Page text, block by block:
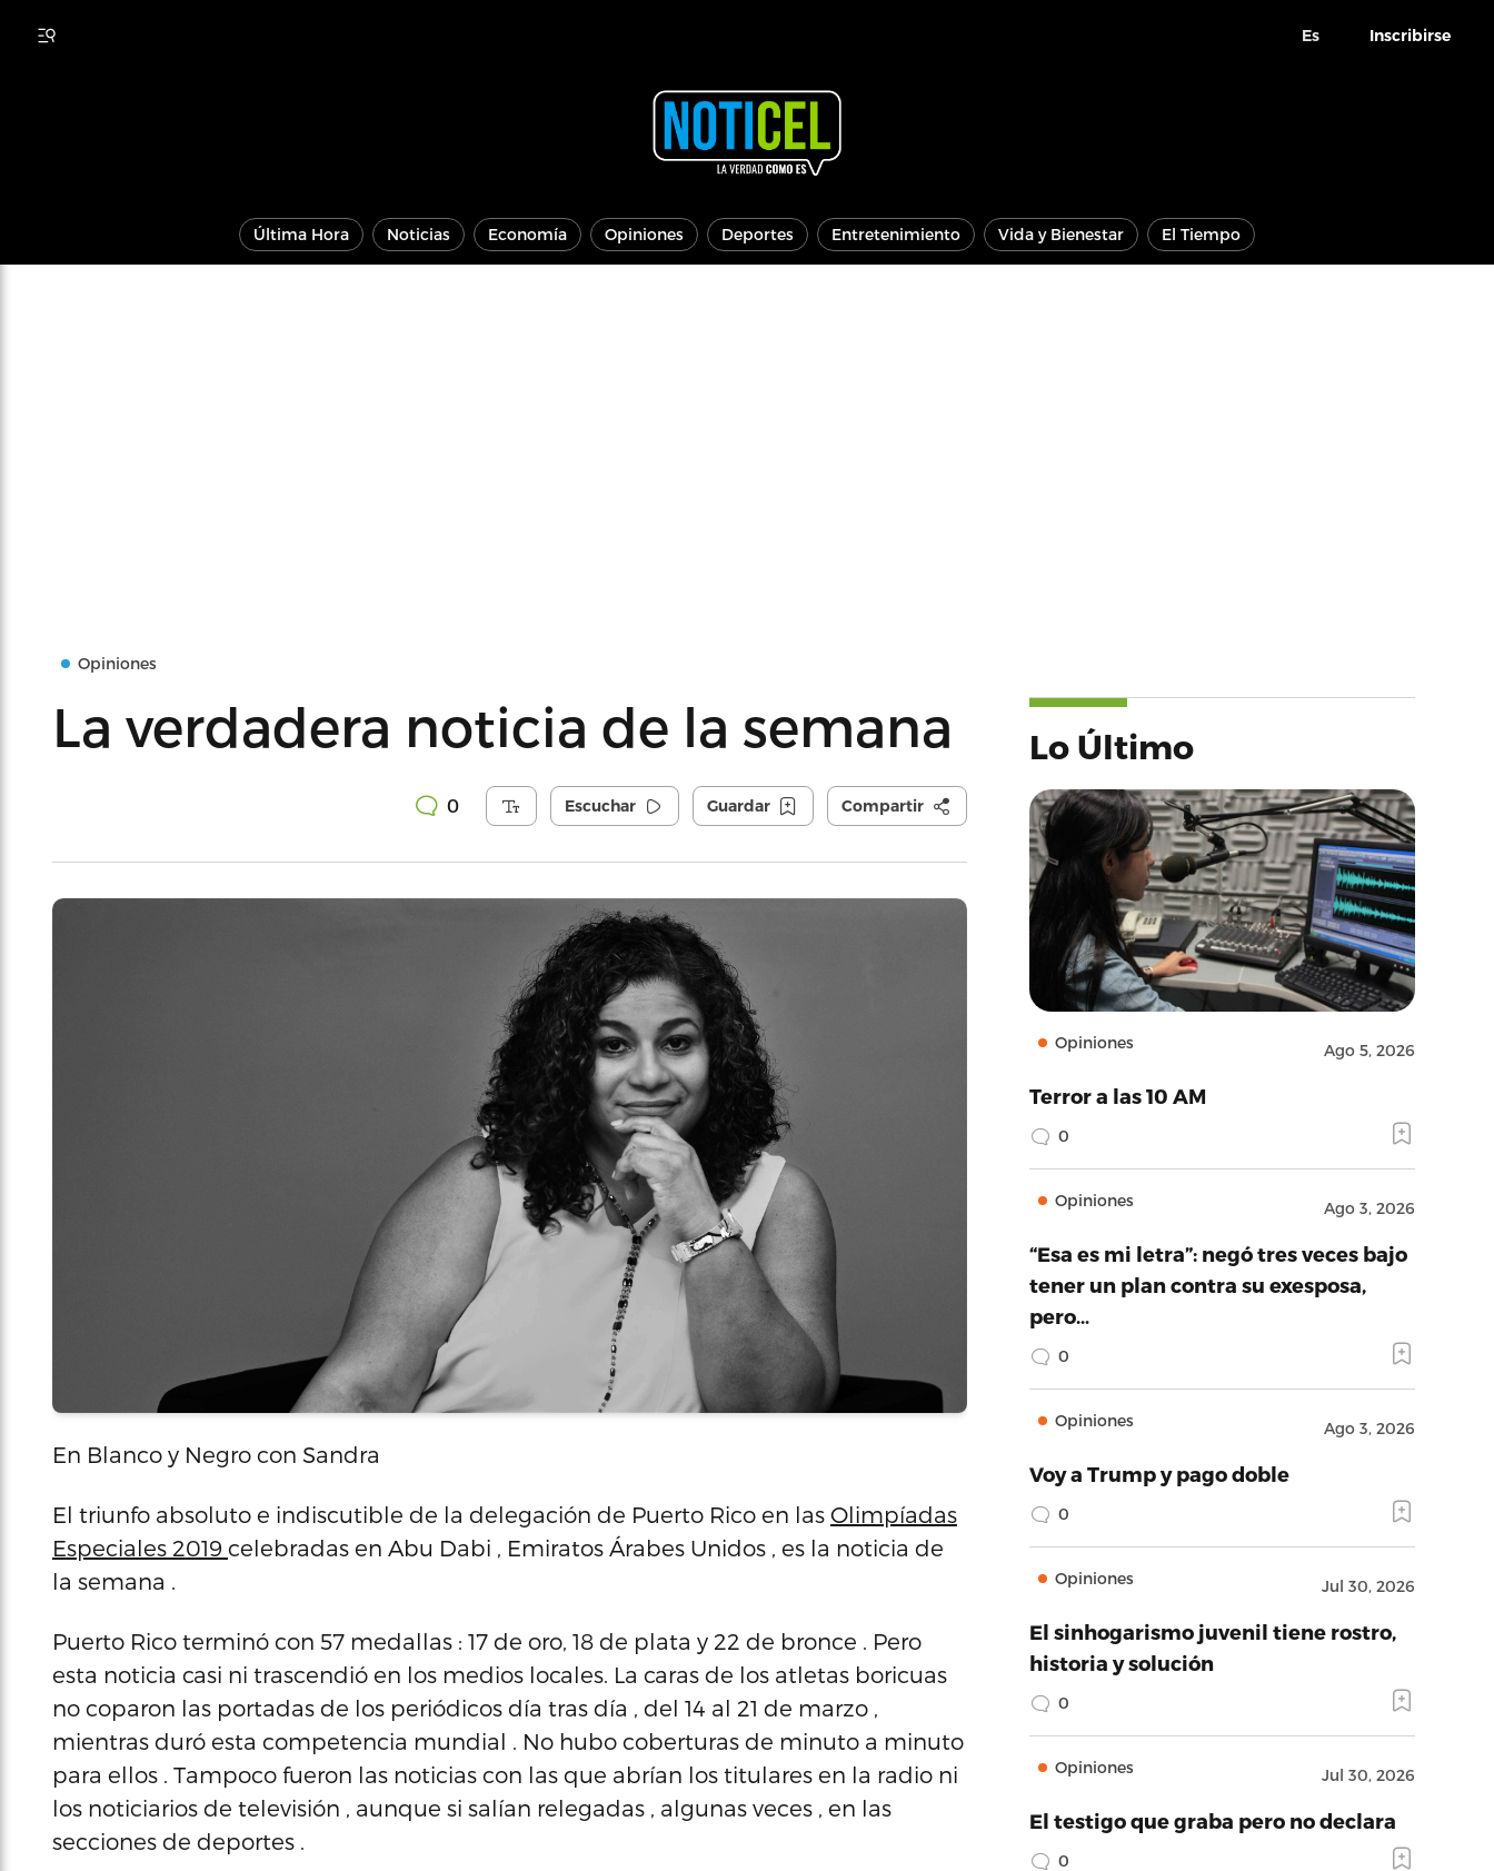
Es Inscribirse
Última Hora Noticias Economía Opiniones Deportes Entretenimiento Vida y Bienestar El Tiempo
Opiniones
La verdadera noticia de la semana
0 Escuchar Guardar Compartir
En Blanco y Negro con Sandra
El triunfo absoluto e indiscutible de la delegación de Puerto Rico en las Olimpíadas
Especiales 2019 celebradas en Abu Dabi , Emiratos Árabes Unidos , es la noticia de
la semana .
Puerto Rico terminó con 57 medallas : 17 de oro, 18 de plata y 22 de bronce . Pero
esta noticia casi ni trascendió en los medios locales. La caras de los atletas boricuas
no coparon las portadas de los periódicos día tras día , del 14 al 21 de marzo ,
mientras duró esta competencia mundial . No hubo coberturas de minuto a minuto
para ellos . Tampoco fueron las noticias con las que abrían los titulares en la radio ni
los noticiarios de televisión , aunque si salían relegadas , algunas veces , en las
secciones de deportes .
Lo Último
Opiniones Ago 5, 2026
Terror a las 10 AM
0
Opiniones Ago 3, 2026
“Esa es mi letra”: negó tres veces bajo
tener un plan contra su exesposa,
pero…
0
Opiniones Ago 3, 2026
Voy a Trump y pago doble
0
Opiniones Jul 30, 2026
El sinhogarismo juvenil tiene rostro,
historia y solución
0
Opiniones Jul 30, 2026
El testigo que graba pero no declara
0